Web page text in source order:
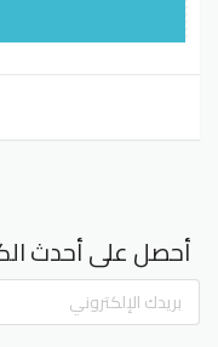
أحصل على أحدث